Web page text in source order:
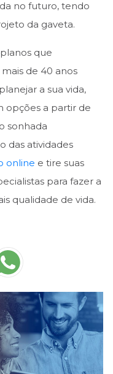
no futuro, tendo
da gaveta.
que
de 40 anos
a sua vida,
opções a partir de
sonhada
das atividades
online e tire suas
para fazer a
qualidade de vida.